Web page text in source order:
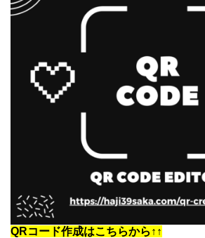
QRコード作成はこちらから↑↑